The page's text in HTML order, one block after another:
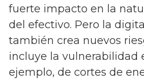
fuerte impacto en la
del efectivo. Pero la
también crea nuevos
incluye la vulnerabilidad
ejemplo, de cortes de